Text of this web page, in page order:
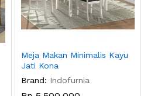
Meja Makan Minimalis Kayu
Jati Kona
Brand: Indofurnia